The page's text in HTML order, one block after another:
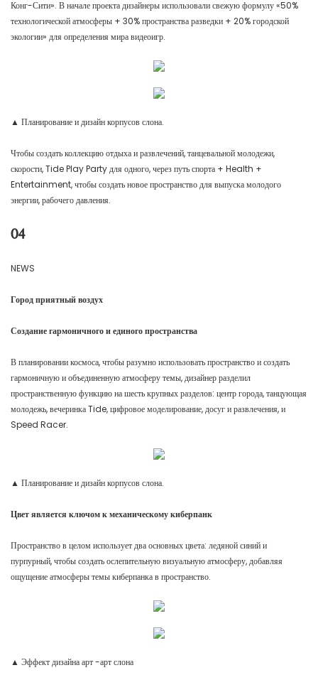
Конг-Сити». В начале проекта дизайнеры использовали свежую формулу «50%
технологической атмосферы + 30% пространства разведки + 20% городской
экологии» для определения мира видеоигр.
▲ Планирование и дизайн корпусов слона.
Чтобы создать коллекцию отдыха и развлечений, танцевальной молодежи,
скорости, Tide Play Party для одного, через путь спорта + Health +
Entertainment, чтобы создать новое пространство для выпуска молодого
энергии, рабочего давления.
04
NEWS
Город приятный воздух
Создание гармоничного и единого пространства
В планировании космоса, чтобы разумно использовать пространство и создать
гармоничную и объединенную атмосферу темы, дизайнер разделил
пространственную функцию на шесть крупных разделов: центр города, танцующая
молодежь, вечеринка Tide, цифровое моделирование, досуг и развлечения, и
Speed ​​Racer.
▲ Планирование и дизайн корпусов слона.
Цвет является ключом к механическому киберпанк
Пространство в целом использует два основных цвета: ледяной синий и
пурпурный, чтобы создать ослепительную визуальную атмосферу, добавляя
ощущение атмосферы темы киберпанка в пространство.
▲ Эффект дизайна арт -арт слона